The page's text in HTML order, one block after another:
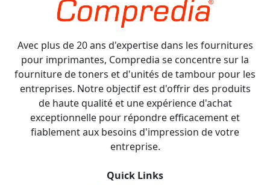
Avec plus de 20 ans d'expertise dans les fournitures
pour imprimantes, Compredia se concentre sur la
fourniture de toners et d'unités de tambour pour les
entreprises. Notre objectif est d'offrir des produits
de haute qualité et une expérience d'achat
exceptionnelle pour répondre efficacement et
fiablement aux besoins d'impression de votre
entreprise.
Quick Links